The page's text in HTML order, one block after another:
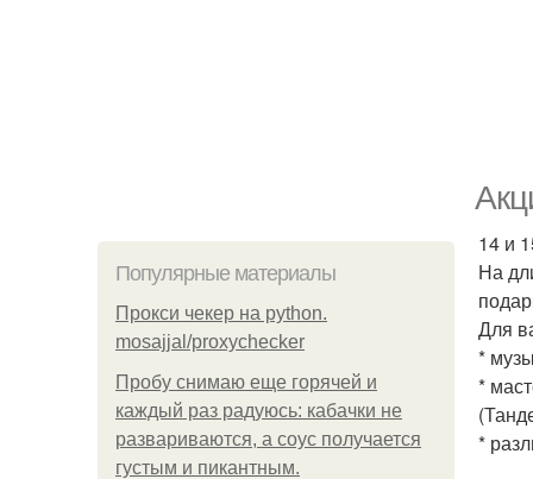
Популярные материалы
Прокси чекер на python.
mosajjal/proxychecker
Пробу снимаю еще горячей и
каждый раз радуюсь: кабачки не
развариваются, а соус получается
густым и пикантным.
14 и
На
Для
*
*
*